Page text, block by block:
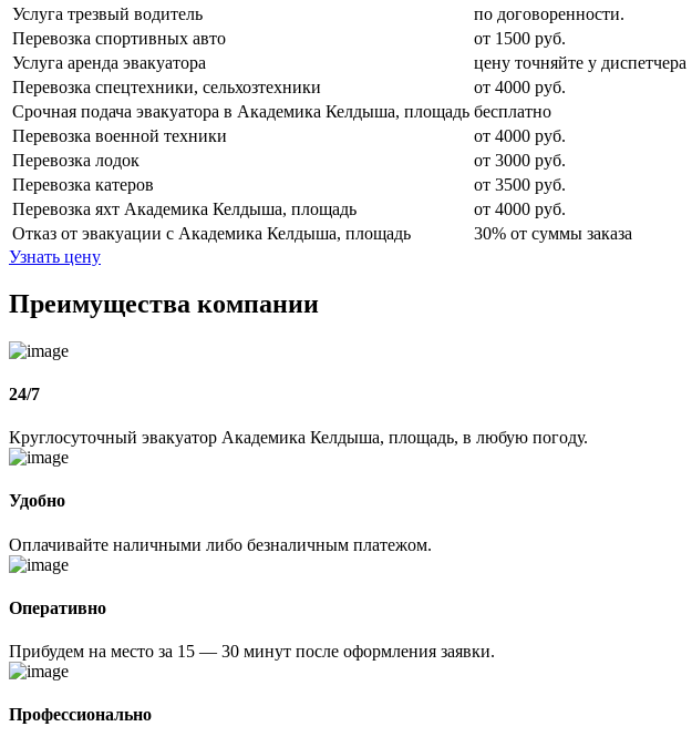
Услуга трезвый водитель
по договоренности.
Перевозка спортивных авто
от 1500 руб.
Услуга аренда эвакуатора
цену точняйте у диспетчера
Перевозка спецтехники, сельхозтехники
от 4000 руб.
Срочная подача эвакуатора в Академика Келдыша, площадь бесплатно
Перевозка военной техники
от 4000 руб.
Перевозка лодок
от 3000 руб.
Перевозка катеров
от 3500 руб.
Перевозка яхт Академика Келдыша, площадь
от 4000 руб.
Отказ от эвакуации с Академика Келдыша, площадь
30% от суммы заказа
Узнать цену
Преимущества компании
24/7
Круглосуточный эвакуатор Академика Келдыша, площадь, в любую погоду.
Удобно
Оплачивайте наличными либо безналичным платежом.
Оперативно
Прибудем на место за 15 — 30 минут после оформления заявки.
Профессионально